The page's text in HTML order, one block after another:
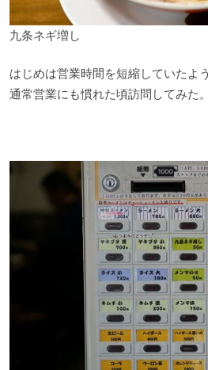
九条ネギ増し
はじめは営業時間を短縮していたよ
通常営業にも慣れた頃訪問してみた。